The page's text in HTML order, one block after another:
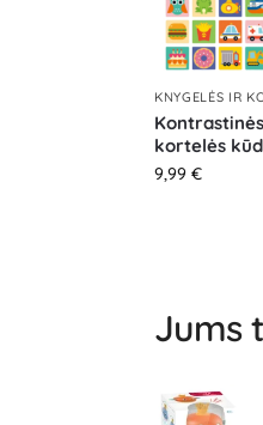
KNYGELĖS IR
kortelės
9,99 €
Jums